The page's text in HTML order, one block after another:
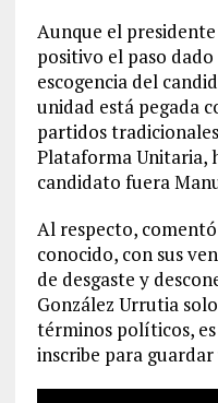
Aunque el
positivo el paso
escogencia del
unidad está pegada
partidos
Plataforma Unitaria,
candidato fuera
Al respecto,
conocido, con sus
de desgaste y
González Urrutia
términos políticos,
inscribe para